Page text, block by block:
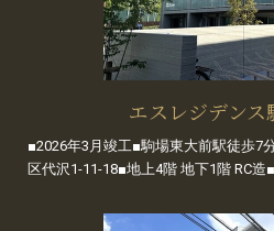
エスレジデンス
■2026年3月竣工■駒場東大前駅徒歩7
区代沢1-11-18■地上4階 地下1階 RC造